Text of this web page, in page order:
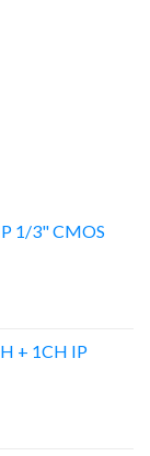
1/3" CMOS
+ 1CH IP